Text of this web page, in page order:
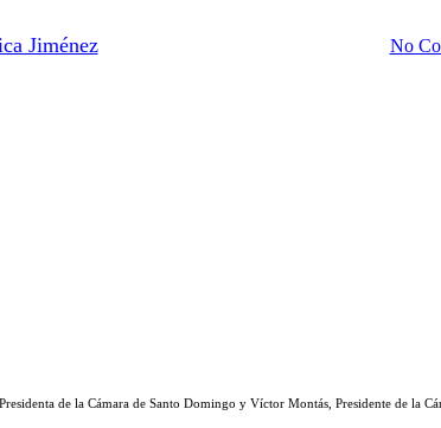
Jiménez16 de enero de 2026 No
de la Cámara de Santo Domingo y Víctor Montás, Presidente de la